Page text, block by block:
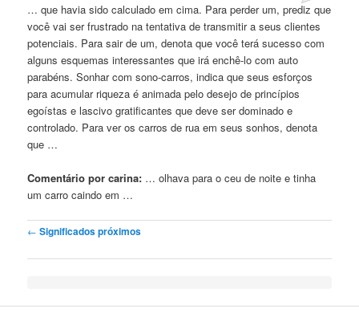
… que havia sido calculado em cima. Para perder um, prediz que
você vai ser frustrado na tentativade transmitir a seus clientes
potenciais. Para sairde um, denota que você terá sucesso com
alguns esquemas interessantes que irá enchê-lo com auto
parabéns. Sonhar com sono-carros, indica que seus esforços
para acumular riqueza é animada pelo desejode princípios
egoístas e lascivo gratificantes que deve ser dominado e
controlado. Para ver os carrosde rua em seus sonhos, denota
que …
Comentário por carina: … olhava para o ceude noite e tinha
um carro caindo em …
Post navigation
← Significados próximos